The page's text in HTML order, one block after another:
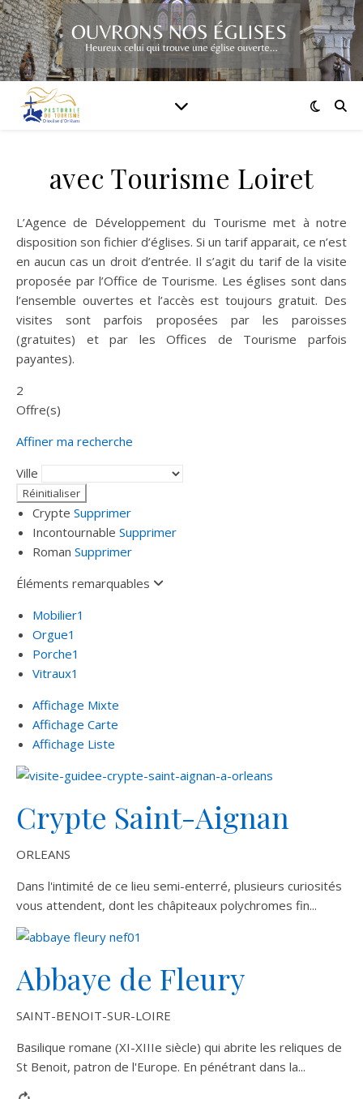
avec Tourisme Loiret
L’Agence de Développement du Tourisme met à notre
disposition son fichier d’églises. Si un tarif apparait, ce n’est
en aucun cas un droit d’entrée. Il s’agit du tarif de la visite
proposée par l’Office de Tourisme. Les églises sont dans
l’ensemble ouvertes et l’accès est toujours gratuit. Des
visites sont parfois proposées par les paroisses
(gratuites) et par les Offices de Tourisme parfois
payantes).
2
Offre(s)
Affiner ma recherche
Ville
Crypte Supprimer
Incontournable Supprimer
Roman Supprimer
Éléments remarquables
Mobilier1
Orgue1
Porche1
Vitraux1
Affichage Mixte
Affichage Carte
Affichage Liste
Crypte Saint-Aignan
ORLEANS
Dans l'intimité de ce lieu semi-enterré, plusieurs curiosités
vous attendent, dont les châpiteaux polychromes fin...
Abbaye de Fleury
SAINT-BENOIT-SUR-LOIRE
Basilique romane (XI-XIIIe siècle) qui abrite les reliques de
St Benoit, patron de l'Europe. En pénétrant dans la...